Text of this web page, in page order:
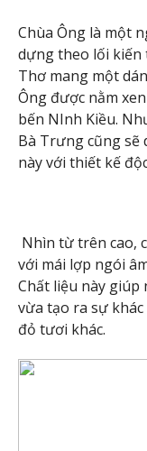
Chùa Ông là một
dựng theo lối kiến
Thơ mang một
Ông được nằm
bến NInh Kiều.
Bà Trưng cũng sẽ
này với thiết kế
Nhìn từ trên cao,
với mái lợp ngói
Chất liệu này giúp
vừa tạo ra sự
đỏ tươi khác.